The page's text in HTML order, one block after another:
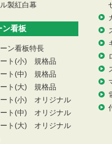
製紅白幕
ン看板
ン看板特長
ト(小) 規格品
ト(中) 規格品
ト(大) 規格品
ト(小) オリジナル
ト(中) オリジナル
ト(大) オリジナル